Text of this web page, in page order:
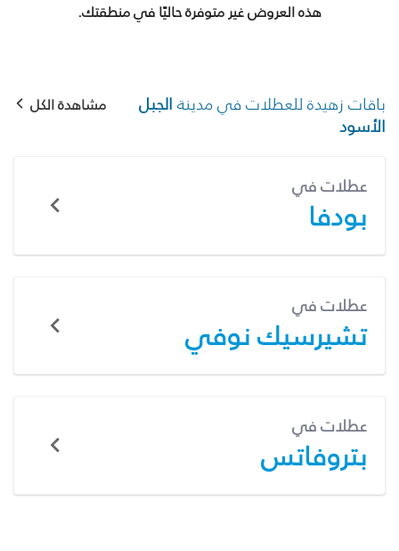
هذه العروض غير متوفرة حاليًا في منطقتك.
باقات زهيدة للعطلات في مدينة الجبل
الأسود
مشاهدة الكل
عطلات في
بودفا
عطلات في
تشيرسيك نوفي
عطلات في
بتروفاتس